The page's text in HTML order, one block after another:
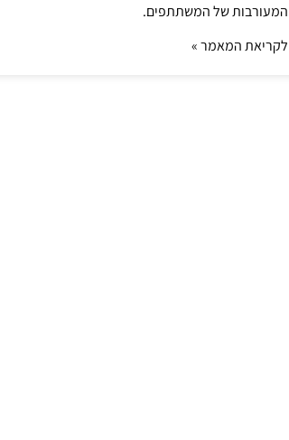
המעורבות של המשתתפים.
לקריאת המאמר »